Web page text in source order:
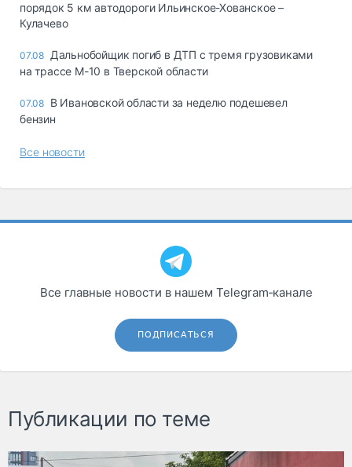
порядок 5 км автодороги Ильинское-Хованское –
Кулачево
07.08 Дальнобойщик погиб в ДТП с тремя грузовиками
на трассе М-10 в Тверской области
07.08 В Ивановской области за неделю подешевел
бензин
Все новости
Все главные новости в нашем Telegram‑канале
ПОДПИСАТЬСЯ
Публикации по теме